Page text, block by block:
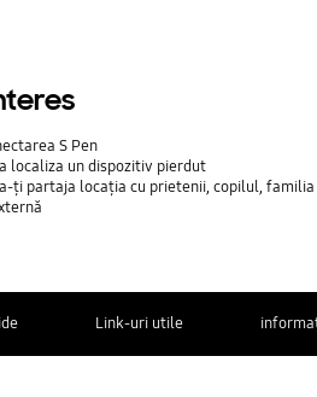
S Pen
localiza un dispozitiv pierdut
ți partaja locația cu prietenii, copilul,
Link-uri utile